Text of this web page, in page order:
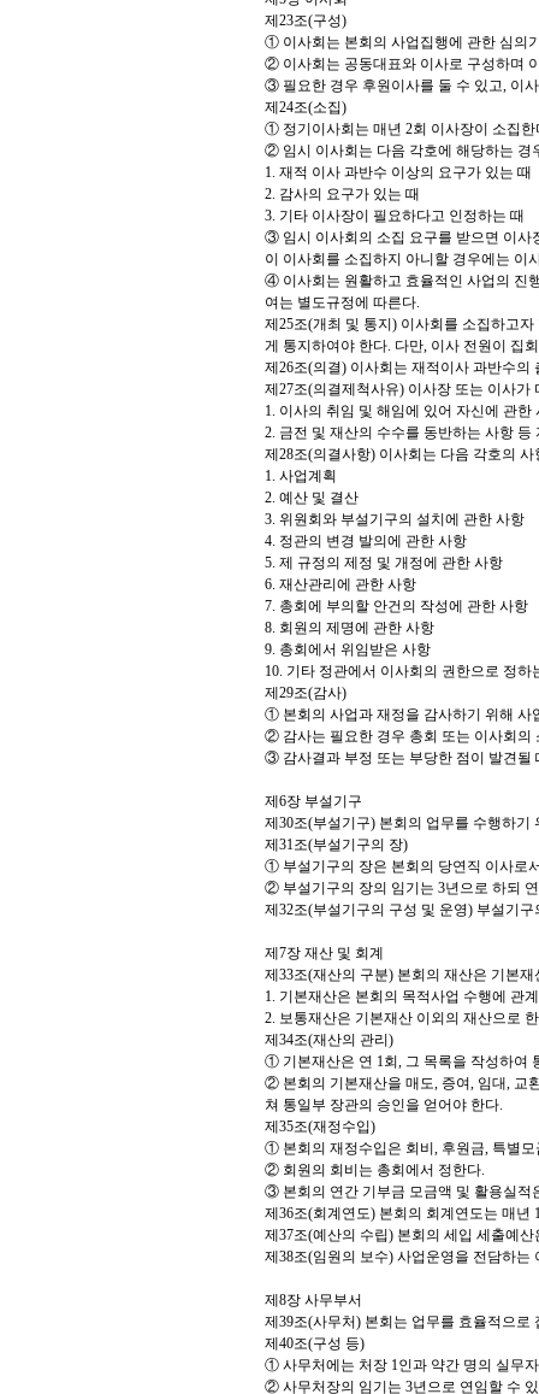
제23조(구성)
① 이사회는 본회의 사업집행에 관한 심의
② 이사회는 공동대표와 이사로 구성하며
③ 필요한 경우 후원이사를 둘 수 있고, 이
제24조(소집)
① 정기이사회는 매년 2회 이사장이 소집한
② 임시 이사회는 다음 각호에 해당하는 경
1. 재적 이사 과반수 이상의 요구가 있는 때
2. 감사의 요구가 있는 때
3. 기타 이사장이 필요하다고 인정하는 때
③ 임시 이사회의 소집 요구를 받으면 이사
이 이사회를 소집하지 아니할 경우에는 이
④ 이사회는 원활하고 효율적인 사업의 진
여는 별도규정에 따른다.
제25조(개최 및 통지) 이사회를 소집하고
게 통지하여야 한다. 다만, 이사 전원이 집
제26조(의결) 이사회는 재적이사 과반수
제27조(의결제척사유) 이사장 또는 이사
1. 이사의 취임 및 해임에 있어 자신에 관한
2. 금전 및 재산의 수수를 동반하는 사항
제28조(의결사항) 이사회는 다음 각호의
1. 사업계획
2. 예산 및 결산
3. 위원회와 부설기구의 설치에 관한 사항
4. 정관의 변경 발의에 관한 사항
5. 제 규정의 제정 및 개정에 관한 사항
6. 재산관리에 관한 사항
7. 총회에 부의할 안건의 작성에 관한 사항
8. 회원의 제명에 관한 사항
9. 총회에서 위임받은 사항
10. 기타 정관에서 이사회의 권한으로 정하
제29조(감사)
① 본회의 사업과 재정을 감사하기 위해 사
② 감사는 필요한 경우 총회 또는 이사회의
③ 감사결과 부정 또는 부당한 점이 발견될
제6장 부설기구
제30조(부설기구) 본회의 업무를 수행하
제31조(부설기구의 장)
① 부설기구의 장은 본회의 당연직 이사로
② 부설기구의 장의 임기는 3년으로 하되
제32조(부설기구의 구성 및 운영) 부설기
제7장 재산 및 회계
제33조(재산의 구분) 본회의 재산은 기본
1. 기본재산은 본회의 목적사업 수행에 관
2. 보통재산은 기본재산 이외의 재산으로
제34조(재산의 관리)
① 기본재산은 연 1회, 그 목록을 작성하여
② 본회의 기본재산을 매도, 증여, 임대, 교
쳐 통일부 장관의 승인을 얻어야 한다.
제35조(재정수입)
① 본회의 재정수입은 회비, 후원금, 특별
② 회원의 회비는 총회에서 정한다.
③ 본회의 연간 기부금 모금액 및 활용실적
제36조(회계연도) 본회의 회계연도는 매년
제37조(예산의 수립) 본회의 세입 세출예
제38조(임원의 보수) 사업운영을 전담하
제8장 사무부서
제39조(사무처) 본회는 업무를 효율적으
제40조(구성 등)
① 사무처에는 처장 1인과 약간 명의 실무
② 사무처장의 임기는 3년으로 연임할 수